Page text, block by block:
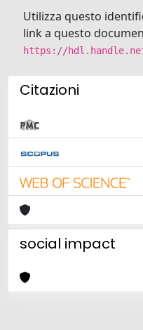
Utilizza questo
link a questo
https://
Citazioni
social impact